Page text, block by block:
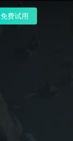
免费试用